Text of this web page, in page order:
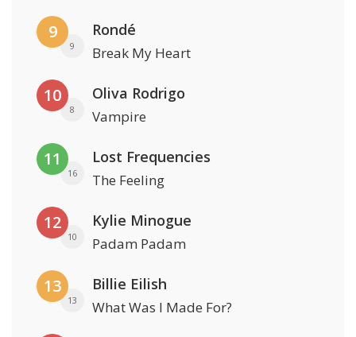
9
9
Rondé
Break My Heart
10
8
Oliva Rodrigo
Vampire
11
16
Lost Frequencies
The Feeling
12
10
Kylie Minogue
Padam Padam
13
13
Billie Eilish
What Was I Made For?